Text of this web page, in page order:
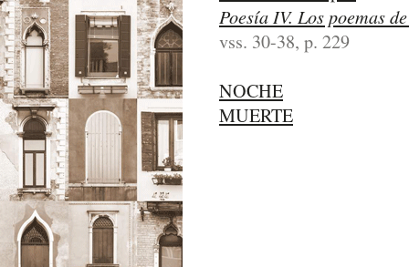
Poesía IV. Los poemas
vss. 30-38, p. 229
NOCHE
MUERTE